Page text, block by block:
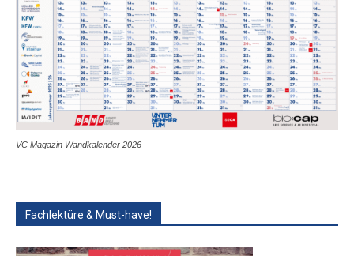
VC Magazin Wandkalender 2026
Fachlektüre & Must-have!